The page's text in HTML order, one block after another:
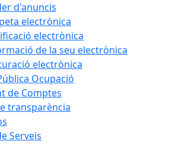
d'anuncis
electrònica
electrònica
de la seu electrònica
electrònica
Ocupació
de Comptes
transparència
Serveis